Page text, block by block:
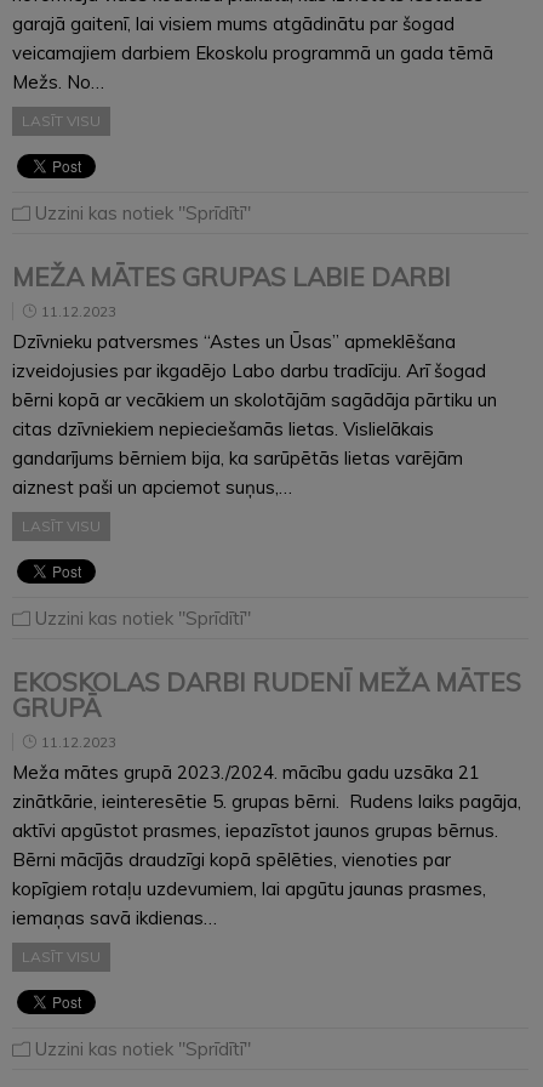
garajā gaitenī, lai visiem mums atgādinātu par šogad
veicamajiem darbiem Ekoskolu programmā un gada tēmā
Mežs. No…
LASĪT VISU
Uzzini kas notiek "Sprīdītī"
MEŽA MĀTES GRUPAS LABIE DARBI
11.12.2023
Dzīvnieku patversmes “Astes un Ūsas” apmeklēšana
izveidojusies par ikgadējo Labo darbu tradīciju. Arī šogad
bērni kopā ar vecākiem un skolotājām sagādāja pārtiku un
citas dzīvniekiem nepieciešamās lietas. Vislielākais
gandarījums bērniem bija, ka sarūpētās lietas varējām
aiznest paši un apciemot suņus,…
LASĪT VISU
Uzzini kas notiek "Sprīdītī"
EKOSKOLAS DARBI RUDENĪ MEŽA MĀTES
GRUPĀ
11.12.2023
Meža mātes grupā 2023./2024. mācību gadu uzsāka 21
zinātkārie, ieinteresētie 5. grupas bērni. Rudens laiks pagāja,
aktīvi apgūstot prasmes, iepazīstot jaunos grupas bērnus.
Bērni mācījās draudzīgi kopā spēlēties, vienoties par
kopīgiem rotaļu uzdevumiem, lai apgūtu jaunas prasmes,
iemaņas savā ikdienas…
LASĪT VISU
Uzzini kas notiek "Sprīdītī"